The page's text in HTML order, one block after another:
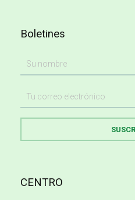
Boletines
CENTRO